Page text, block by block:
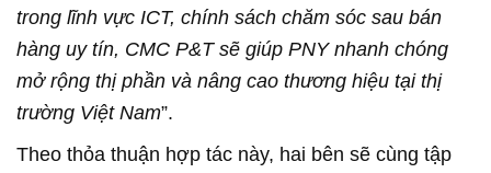
trong lĩnh vực ICT, chính sách chăm sóc sau bán
hàng uy tín, CMC P&T sẽ giúp PNY nhanh chóng
mở rộng thị phần và nâng cao thương hiệu tại thị
trường Việt Nam”.
Theo thỏa thuận hợp tác này, hai bên sẽ cùng tập